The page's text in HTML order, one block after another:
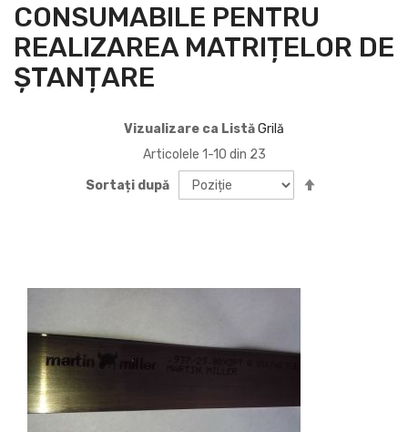
CONSUMABILE PENTRU
REALIZAREA MATRIȚELOR DE
ȘTANȚARE
Vizualizare ca ListăGrilă
Articolele 1-10 din 23
Sortați după